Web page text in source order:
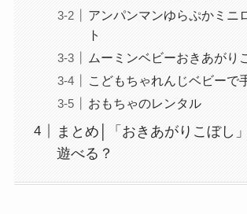
アンパンマンゆらぷかミニ
ト
ムーミンベビーおきあがり
こどもちゃれんじベビーで
おもちゃのレンタル
まとめ│「おきあがりこぼし
遊べる？